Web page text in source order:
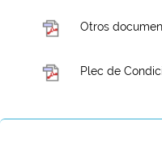
Otros
Plec de